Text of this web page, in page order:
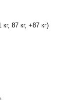
87 кг, +87 кг)